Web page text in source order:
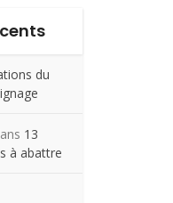
du
13
à abattre